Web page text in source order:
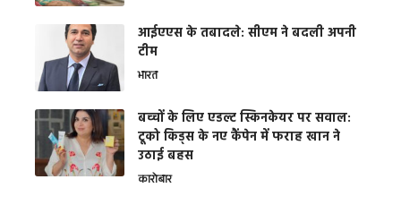
आईएएस के तबादले: सीएम ने बदली अपनी
टीम
भारत
बच्चों के लिए एडल्ट स्किनकेयर पर सवाल:
टूको किड्स के नए कैंपेन में फराह खान ने
उठाई बहस
कारोबार